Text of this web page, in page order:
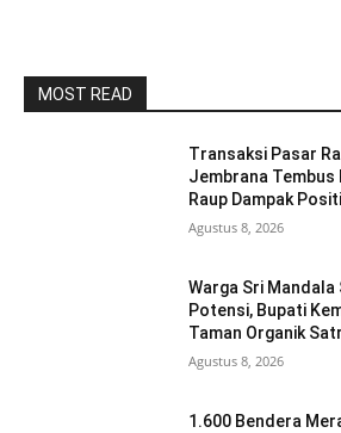
MOST READ
Transaksi Pasar
Jembrana Tembus
Raup Dampak
Agustus 8, 2026
Warga Sri
Potensi, Bupati
Taman Organik
Agustus 8, 2026
1.600 Bendera